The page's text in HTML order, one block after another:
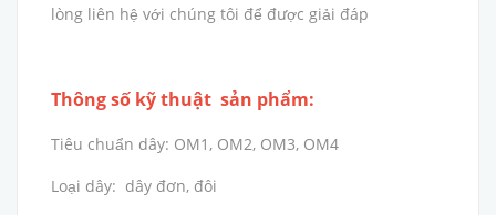
lòng liên hệ với chúng tôi để được giải đáp
Thông số kỹ thuật sản phẩm:
Tiêu chuẩn dây: OM1, OM2, OM3, OM4
Loại dây: dây đơn, đôi